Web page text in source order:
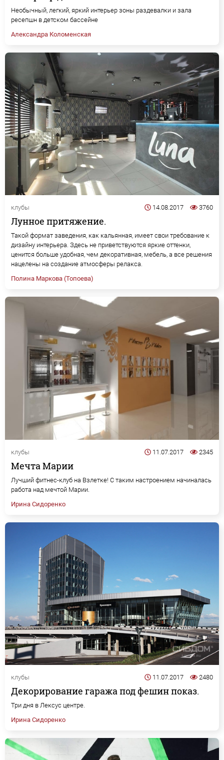
Необычный, легкий, яркий интерьер зоны раздевалки и зала
ресепшн в детском бассейне
Александра Коломенская
клубы 14.08.2017 3760
Лунное притяжение.
Такой формат заведения, как кальянная, имеет свои требование к
дизайну интерьера. Здесь не приветствуются яркие оттенки,
ценится больше удобная, чем декоративная, мебель, а все решения
нацелены на создание атмосферы релакса.
Полина Маркова (Топоева)
клубы 11.07.2017 2345
Мечта Марии
Лучший фитнес-клуб на Взлетке! С таким настроением начиналась
работа над мечтой Марии.
Ирина Сидоренко
клубы 11.07.2017 2480
Декорирование гаража под фешин показ.
Три дня в Лексус центре.
Ирина Сидоренко